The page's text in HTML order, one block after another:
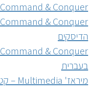
Command & Conquer – הדרך לתהילה – קופסת המשחק
הדיסקים
בעברית
מיראז' Multimedia – קטלוג